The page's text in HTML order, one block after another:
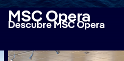
MSC Opera
Descubre MSC Opera